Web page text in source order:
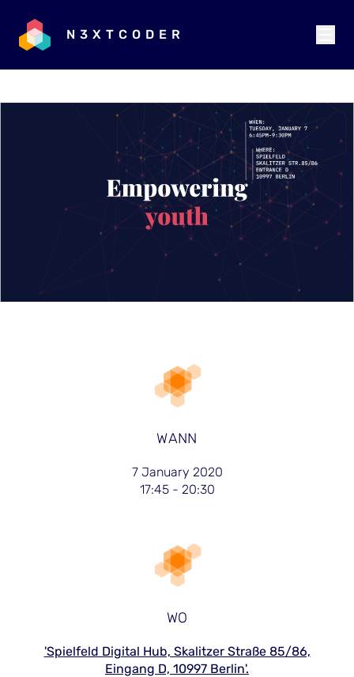
N3XTCODER
WANN
7 January 2020
17:45 - 20:30
WO
'Spielfeld Digital Hub, Skalitzer Straße 85/86,
Eingang D, 10997 Berlin'.